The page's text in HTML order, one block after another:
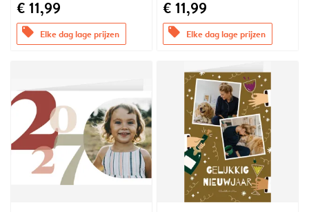
€ 11,99
offers Elke dag lage prijzen
€ 11,99
offers Elke dag lage prijzen